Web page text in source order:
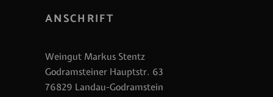
ANSCHRIFT
Weingut Markus Stentz
Godramsteiner Hauptstr. 63
76829 Landau-Godramstein